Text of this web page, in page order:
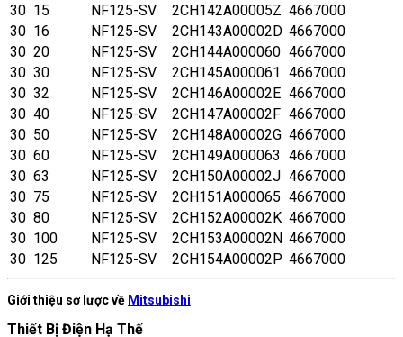
30 15 NF125-SV 2CH142A00005Z 4667000
30 16 NF125-SV 2CH143A00002D 4667000
30 20 NF125-SV 2CH144A000060 4667000
30 30 NF125-SV 2CH145A000061
4667000
30 32 NF125-SV 2CH146A00002E 4667000
30 40 NF125-SV 2CH147A00002F 4667000
30 50 NF125-SV 2CH148A00002G 4667000
30 60 NF125-SV 2CH149A000063 4667000
30 63 NF125-SV 2CH150A00002J 4667000
30 75 NF125-SV 2CH151A000065 4667000
30 80 NF125-SV 2CH152A00002K 4667000
30 100 NF125-SV 2CH153A00002N 4667000
30 125 NF125-SV 2CH154A00002P 4667000
Giới thiệu sơ lược về Mitsubishi
Thiết Bị Điện Hạ Thế